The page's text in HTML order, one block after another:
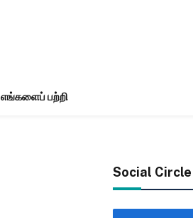
எங்களைப் பற்றி
Social Circle